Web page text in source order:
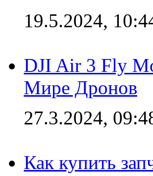
19.5.2024,
DJI Air 3 Fly
Мире Дронов
27.3.2024,
Как купить